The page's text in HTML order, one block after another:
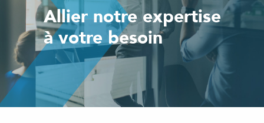
Allier notre expertise
à votre besoin